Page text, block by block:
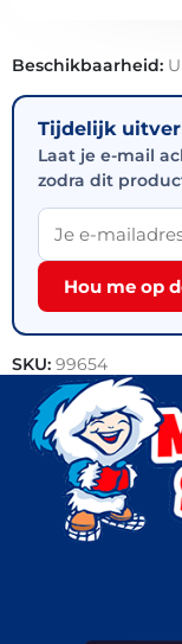
Beschikbaarheid:
Tijdelijk
Laat je e-mail
zodra dit
Hou me op
SKU: 99654
Categorieën: